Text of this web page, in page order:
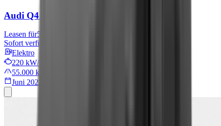
Audi Q4 e-tron
Leasen für567 € mtl.
Sofort verfügbar
Elektro
220 kW/299 PS
55.000 km
Juni 2022